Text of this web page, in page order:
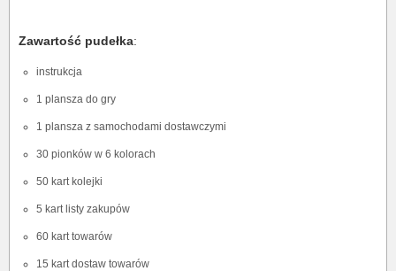
Zawartość pudełka:
instrukcja
1 plansza do gry
1 plansza z samochodami dostawczymi
30 pionków w 6 kolorach
50 kart kolejki
5 kart listy zakupów
60 kart towarów
15 kart dostaw towarów